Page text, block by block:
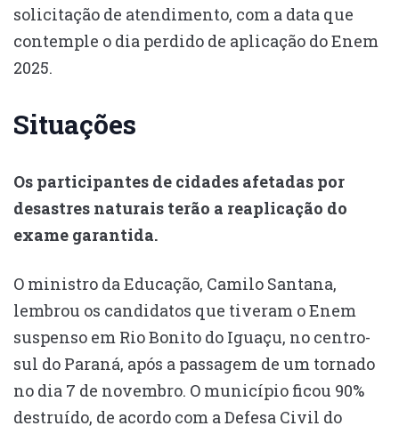
solicitação de atendimento, com a data que
contemple o dia perdido de aplicação do Enem
2025.
Situações
Os participantes de cidades afetadas por
desastres naturais terão a reaplicação do
exame garantida.
O ministro da Educação, Camilo Santana,
lembrou os candidatos que tiveram o Enem
suspenso em Rio Bonito do Iguaçu, no centro-
sul do Paraná, após a passagem de um tornado
no dia 7 de novembro. O município ficou 90%
destruído, de acordo com a Defesa Civil do